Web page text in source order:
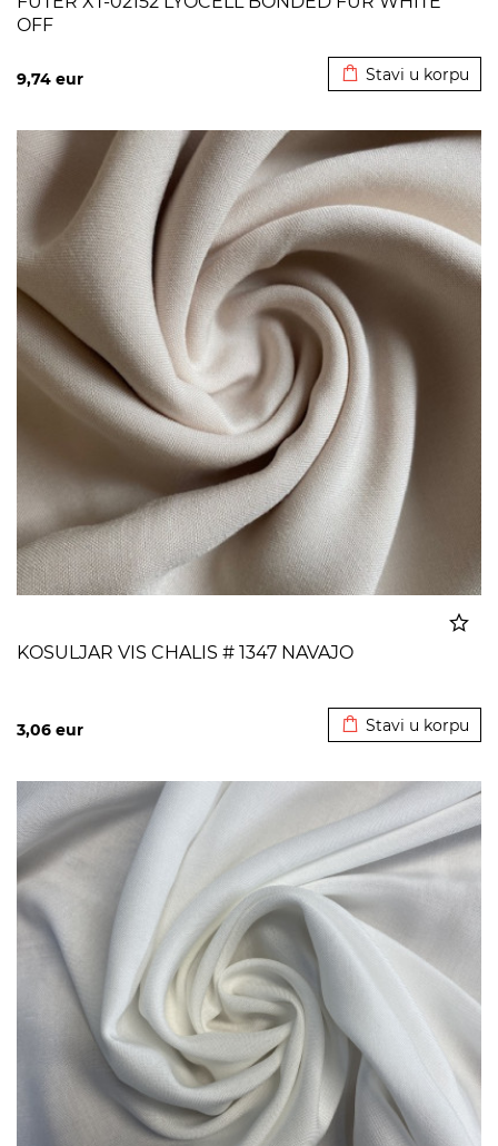
OFF
9,74 eur Stavi u korpu
KOSULJAR VIS CHALIS # 1347 NAVAJO
3,06 eur Stavi u korpu